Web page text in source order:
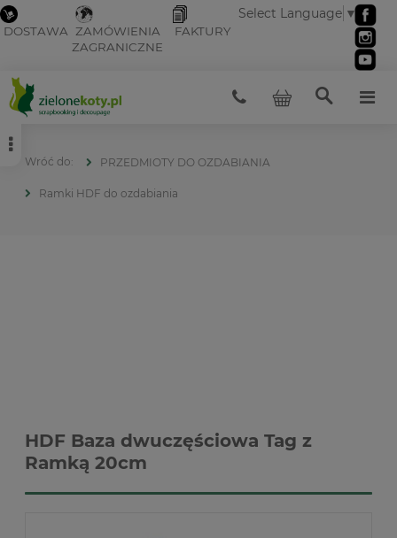
DOSTAWA ZAMÓWIENIA
ZAGRANICZNE
FAKTURY
Select Language ▼
PRZEDMIOTY DO OZDABIANIA
Ramki HDF do ozdabiania
HDF Baza dwuczęściowa Tag z
Ramką 20cm